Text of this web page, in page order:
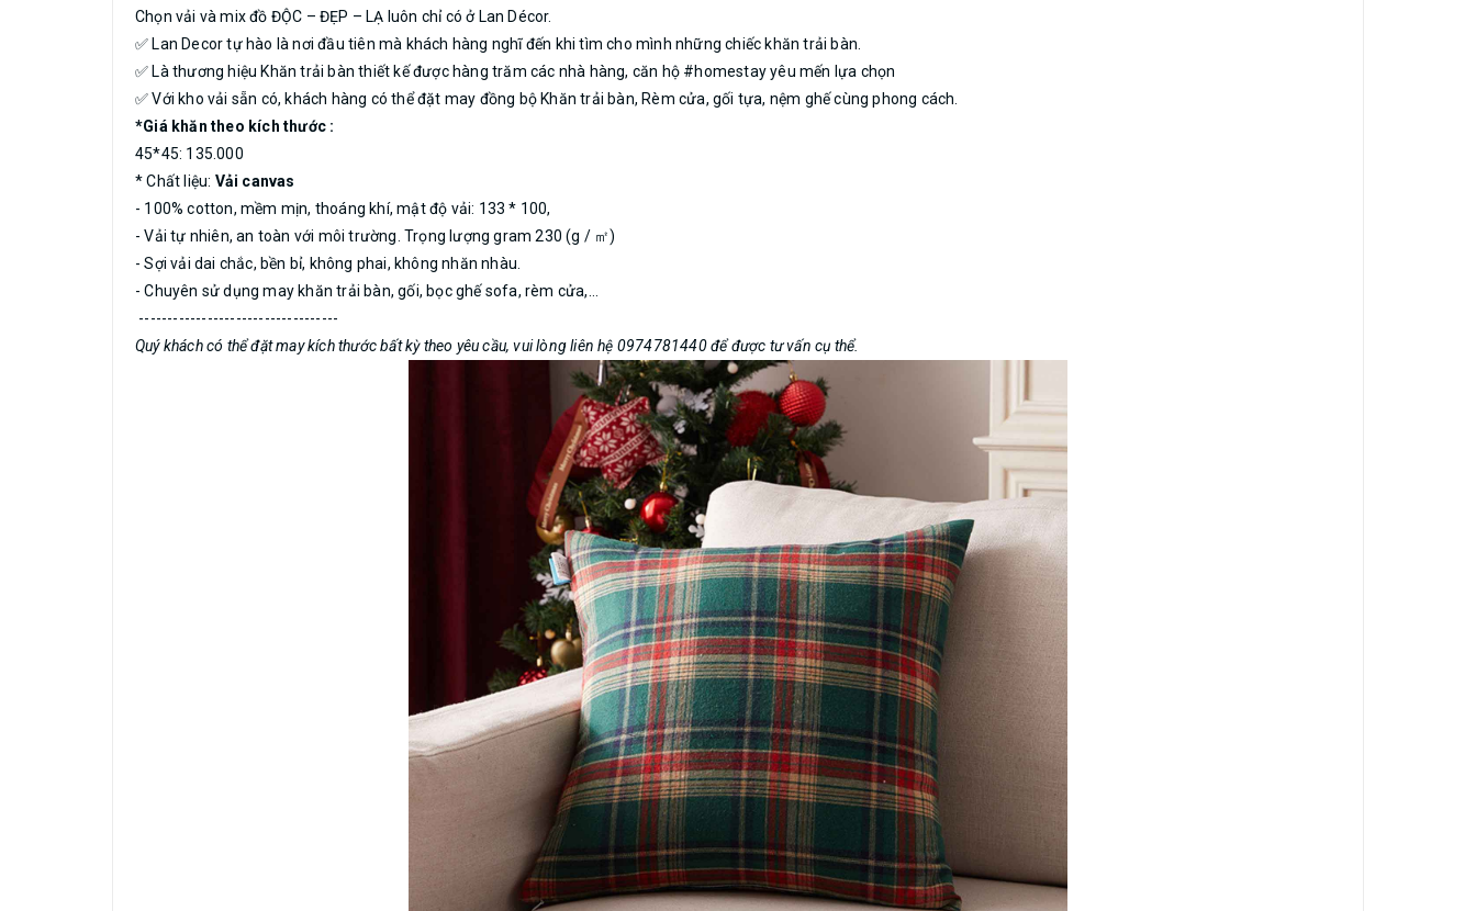
Chọn vải và mix đồ ĐỘC – ĐẸP – LẠ luôn chỉ có ở Lan Décor.
✅ Lan Decor tự hào là nơi đầu tiên mà khách hàng nghĩ đến khi tìm cho mình những chiếc khăn trải bàn.
✅ Là thương hiệu Khăn trải bàn thiết kế được hàng trăm các nhà hàng, căn hộ #homestay yêu mến lựa chọn
✅ Với kho vải sẵn có, khách hàng có thể đặt may đồng bộ Khăn trải bàn, Rèm cửa, gối tựa, nệm ghế cùng phong cách.
*Giá khăn theo kích thước :
45*45: 135.000
* Chất liệu: Vải canvas
- 100% cotton, mềm mịn, thoáng khí, mật độ vải: 133 * 100,
- Vải tự nhiên, an toàn với môi trường. Trọng lượng gram 230 (g / ㎡)
- Sợi vải dai chắc, bền bỉ, không phai, không nhăn nhàu.
- Chuyên sử dụng may khăn trải bàn, gối, bọc ghế sofa, rèm cửa,…
-----------------------------------
Quý khách có thể đặt may kích thước bất kỳ theo yêu cầu, vui lòng liên hệ 0974781440 để được tư vấn cụ thể.